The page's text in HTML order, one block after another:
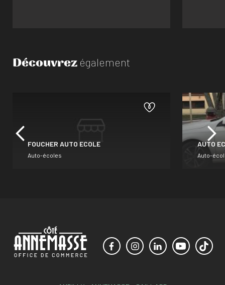
Découvrez également
FOUCHER AUTO ECOLE
Auto-écoles
AUTO
Auto-